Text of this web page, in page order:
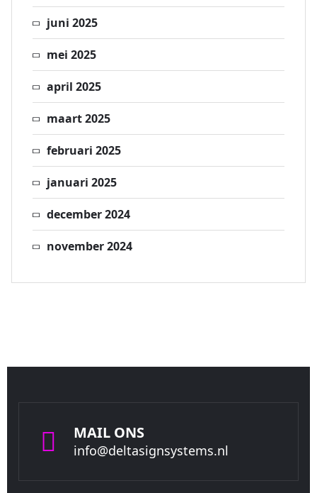
juni 2025
mei 2025
april 2025
maart 2025
februari 2025
januari 2025
december 2024
november 2024
MAIL ONS
info@deltasignsystems.nl